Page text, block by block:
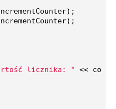
;
;
licznika: " << co